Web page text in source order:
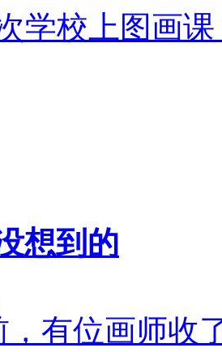
学校上图画
想到的
有位画师收